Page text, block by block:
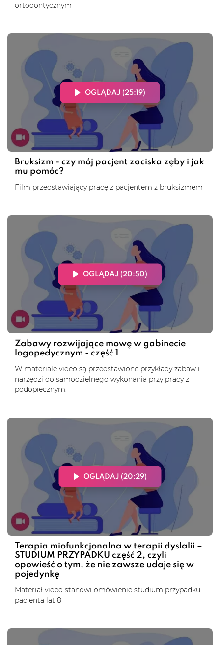
ortodontycznym
OGLĄDAJ (25:19)
Bruksizm - czy mój pacjent zaciska zęby i jak
mu pomóc?
Film przedstawiający pracę z pacjentem z bruksizmem
OGLĄDAJ (20:50)
Zabawy rozwijające mowę w gabinecie
logopedycznym - część 1
W materiale video są przedstawione przykłady zabaw i
narzędzi do samodzielnego wykonania przy pracy z
podopiecznym.
OGLĄDAJ (20:29)
Terapia miofunkcjonalna w terapii dyslalii –
STUDIUM PRZYPADKU część 2, czyli
opowieść o tym, że nie zawsze udaje się w
pojedynkę
Materiał video stanowi omówienie studium przypadku
pacjenta lat 8